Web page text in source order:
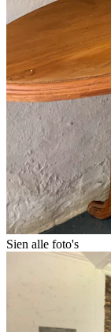
Sien alle foto's